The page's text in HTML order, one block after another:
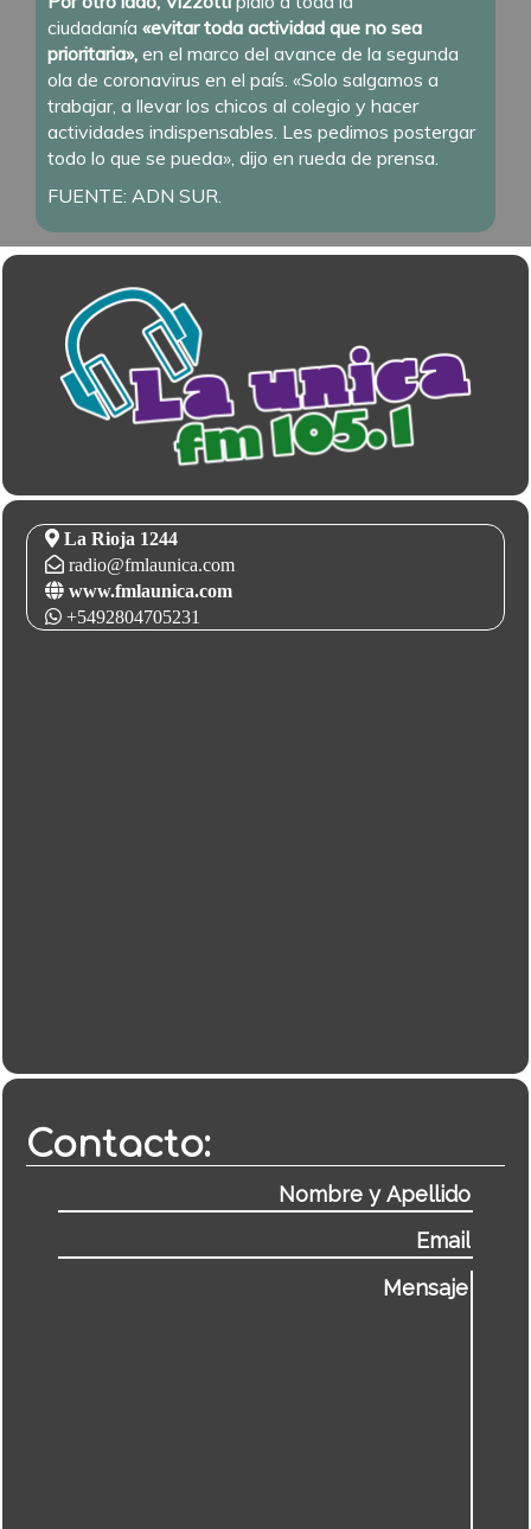
ciudadanía «evitar toda actividad que no sea
prioritaria», en el marco del avance de la segunda
ola de coronavirus en el país. «Solo salgamos a
trabajar, a llevar los chicos al colegio y hacer
actividades indispensables. Les pedimos postergar
todo lo que se pueda», dijo en rueda de prensa.
FUENTE: ADN SUR.
La Rioja 1244
radio@fmlaunica.com
www.fmlaunica.com
+5492804705231
Contacto: